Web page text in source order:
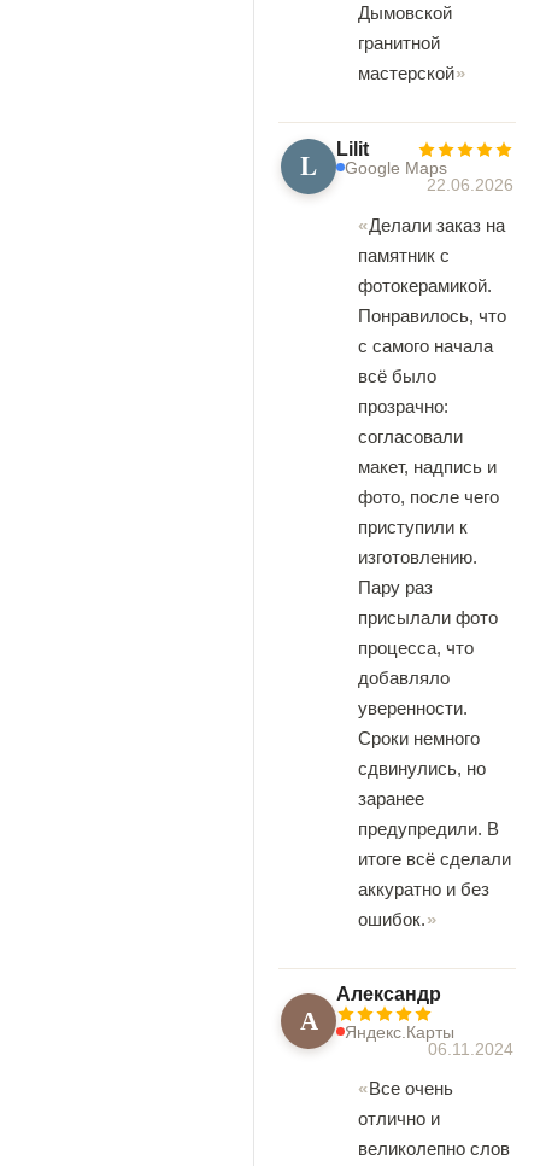
Дымовской
гранитной
мастерской
L Lilit
Google Maps
22.06.2026
Делали заказ на
памятник с
фотокерамикой.
Понравилось, что
с самого начала
всё было
прозрачно:
согласовали
макет, надпись и
фото, после чего
приступили к
изготовлению.
Пару раз
присылали фото
процесса, что
добавляло
уверенности.
Сроки немного
сдвинулись, но
заранее
предупредили. В
итоге всё сделали
аккуратно и без
ошибок.
А
Александр
Яндекс.Карты
06.11.2024
Все очень
отлично и
великолепно слов